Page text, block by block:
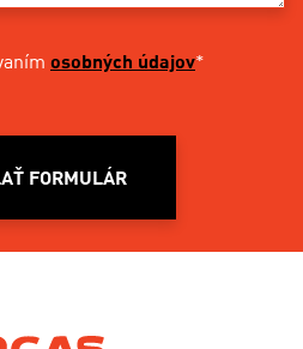
osobných údajov*
FORMULÁR